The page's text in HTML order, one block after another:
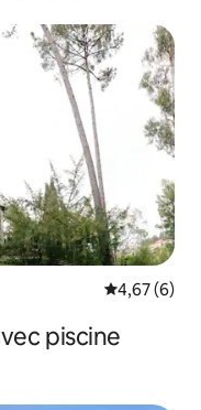
Évaluation
4,67 (6)
piscine